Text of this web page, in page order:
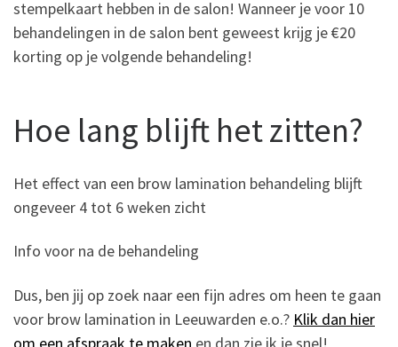
stempelkaart hebben in de salon! Wanneer je voor 10
behandelingen in de salon bent geweest krijg je €20
korting op je volgende behandeling!
Hoe lang blijft het zitten?
Het effect van een brow lamination behandeling blijft
ongeveer 4 tot 6 weken zicht
Info voor na de behandeling
Dus, ben jij op zoek naar een fijn adres om heen te gaan
voor brow lamination in Leeuwarden e.o.? Klik dan hier
om een afspraak te maken en dan zie ik je snel!